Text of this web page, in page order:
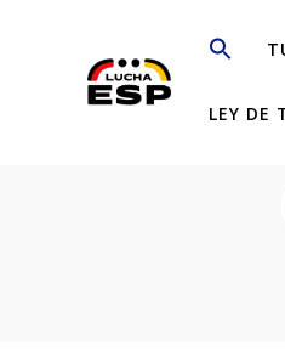
contenido
LEY DE